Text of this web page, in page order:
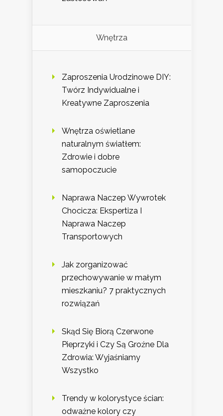
Wnętrza
Zaproszenia Urodzinowe DIY:
Twórz Indywidualne i
Kreatywne Zaproszenia
Wnętrza oświetlane
naturalnym światłem:
Zdrowie i dobre
samopoczucie
Naprawa Naczep Wywrotek
Chocicza: Ekspertiza I
Naprawa Naczep
Transportowych
Jak zorganizować
przechowywanie w małym
mieszkaniu? 7 praktycznych
rozwiązań
Skąd Się Biorą Czerwone
Pieprzyki i Czy Są Groźne Dla
Zdrowia: Wyjaśniamy
Wszystko
Trendy w kolorystyce ścian:
odważne kolory czy